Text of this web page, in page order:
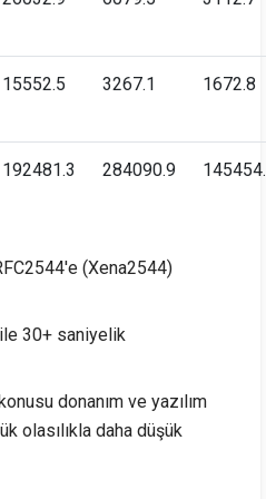
15552.5 3267.1 1672.8
192481.3 284090.9
(Xena2544)
30+ saniyelik
donanım ve yazılım
olasılıkla daha düşük